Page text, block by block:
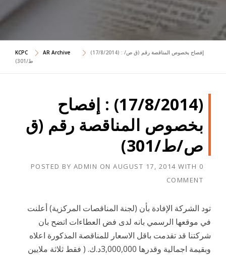
KCPC AR Archive
(17/8/2014) : إفصاح بخصوص المناقصة رقم (ق ص/
ط/301)
(17/8/2014) : إفصاح
بخصوص المناقصة رقم (ق
ص/ط/301)
POSTED BY ADMIN ON AUGUST 17, 2014 WITH 0
COMMENT
تود الشركة الإفادة بأن (لجنة المناقصات المركزية) أعلنت
في موقعها الرسمي بانه لدى فض العطاءات اتضح بان
شركتنا قد تقدمت باقل الاسعار للمناقصة المذكورة اعلاه
وبقيمة اجمالية وقدرها 3,000,000د.ك. ( فقط ثلاثة ملايين